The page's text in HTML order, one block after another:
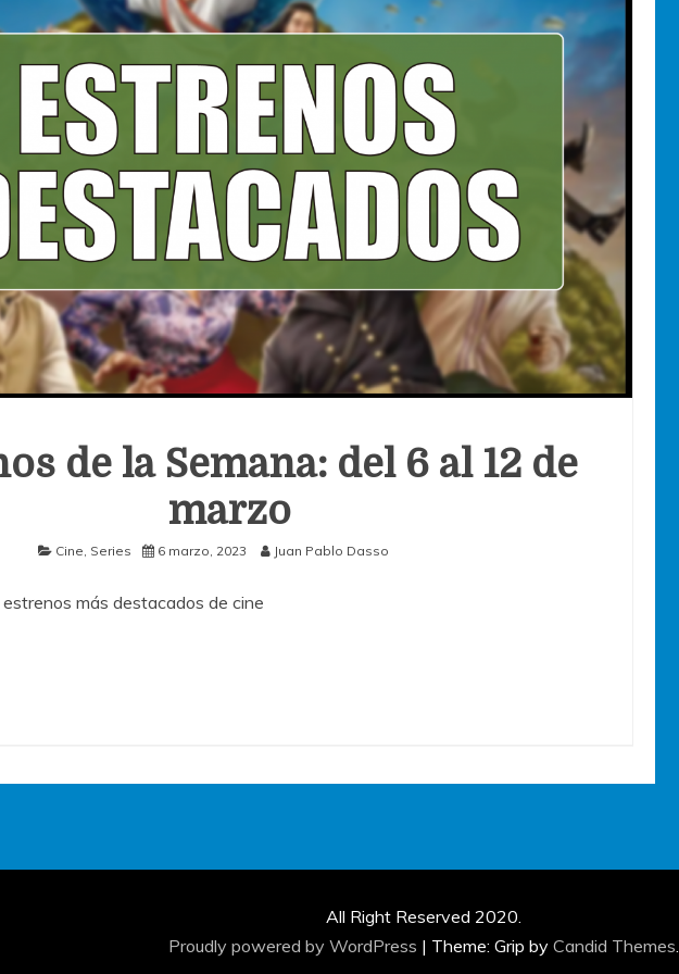
de la Semana: del 6 al 12 de
marzo
Cine Series 6 marzo, 2023 Juan Pablo Dasso
más destacados de cine
All Right Reserved 2020.
Proudly powered by WordPress | Theme: Grip by Candid Themes.